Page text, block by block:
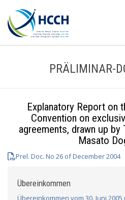
PRÄLIMINAR-
Explanatory Report on
Convention on
agreements, drawn up by
Masato
Prel. Doc. No 26 of December 2004
Übereinkommen
Übereinkommen vom 30. Juni